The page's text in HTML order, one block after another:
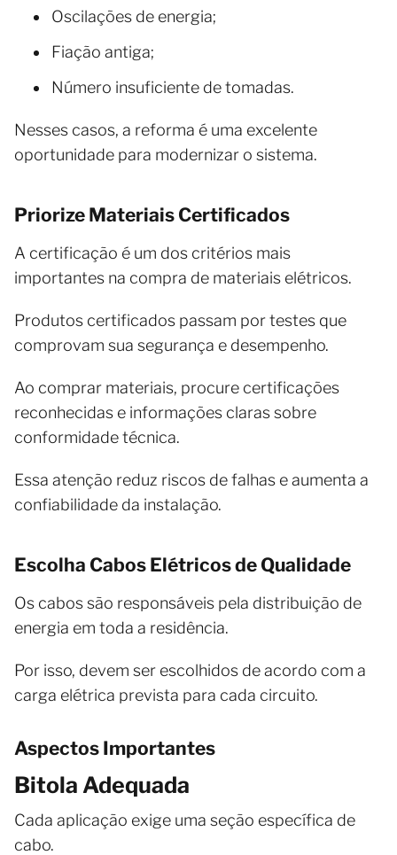
Oscilações de energia;
Fiação antiga;
Número insuficiente de tomadas.
Nesses casos, a reforma é uma excelente
oportunidade para modernizar o sistema.
Priorize Materiais Certificados
A certificação é um dos critérios mais
importantes na compra de materiais elétricos.
Produtos certificados passam por testes que
comprovam sua segurança e desempenho.
Ao comprar materiais, procure certificações
reconhecidas e informações claras sobre
conformidade técnica.
Essa atenção reduz riscos de falhas e aumenta a
confiabilidade da instalação.
Escolha Cabos Elétricos de Qualidade
Os cabos são responsáveis pela distribuição de
energia em toda a residência.
Por isso, devem ser escolhidos de acordo com a
carga elétrica prevista para cada circuito.
Aspectos Importantes
Bitola Adequada
Cada aplicação exige uma seção específica de
cabo.